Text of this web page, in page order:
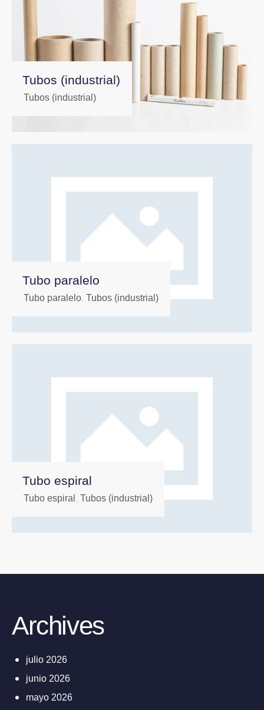
Tubos (industrial)
Tubos (industrial)
Tubo paralelo
Tubo paralelo, Tubos (industrial)
Tubo espiral
Tubo espiral , Tubos (industrial)
Archives
julio 2026
junio 2026
mayo 2026